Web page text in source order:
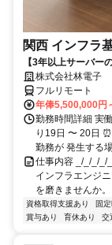
関西 インフラ
【3年以上サーバー
株式会社林電子
フルリモート
年俸5,500,000円
勤務時間詳細 実
り19日 〜 20日
勤務が 発生する
仕事内容 _/_/_/_/
インフラエンジ
を磨きませんか
資格取得支援あり 固
賞与あり
育休あり 交